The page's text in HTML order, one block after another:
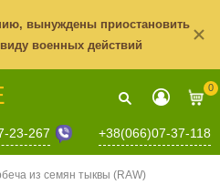
вынуждены приостановить
военных действий
0
23-267 +38(066)07-37-118
из семян тыквы (RAW)